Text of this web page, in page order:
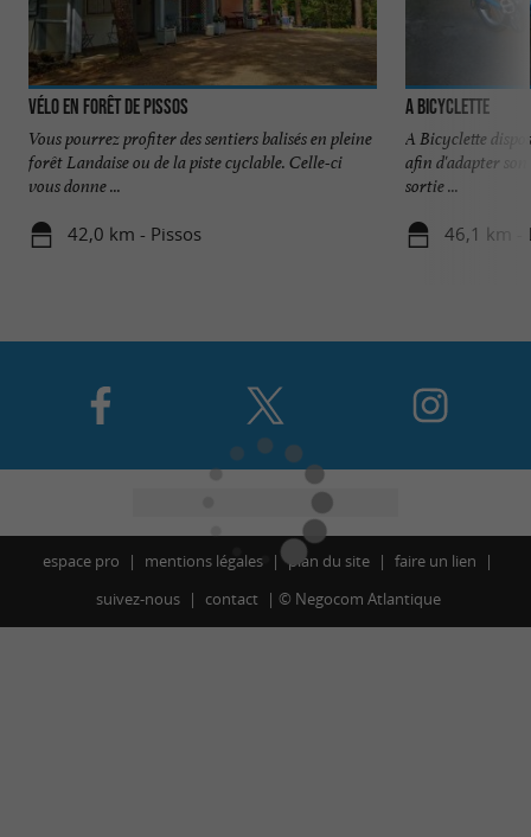
Vélo en forêt de Pissos
Vous pourrez profiter des sentiers balisés en pleine
forêt Landaise ou de la piste cyclable. Celle-ci
vous donne ...
42,0 km - Pissos
A Bicyclette
A Bicyclette
afin d'adapter
sortie ...
46,1 km -
espace pro mentions légales plan du site
faire un lien
suivez-nous
contact © Negocom Atlantique